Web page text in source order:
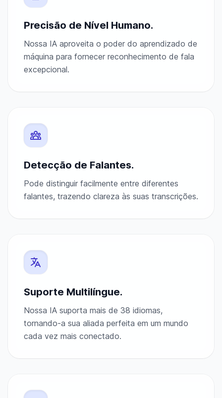
Precisão de Nível Humano.
Nossa IA aproveita o poder do aprendizado de
máquina para fornecer reconhecimento de fala
excepcional.
Detecção de Falantes.
Pode distinguir facilmente entre diferentes
falantes, trazendo clareza às suas transcrições.
Suporte Multilíngue.
Nossa IA suporta mais de 38 idiomas,
tornando-a sua aliada perfeita em um mundo
cada vez mais conectado.